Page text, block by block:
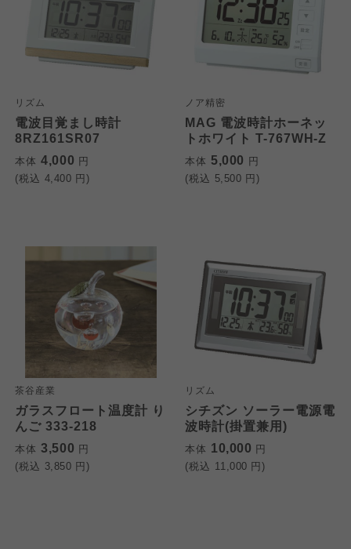
リズム
電波目覚まし時計
8RZ161SR07
本体 4,000 円
(税込 4,400 円)
ノア精密
MAG 電波時計ホーネッ
トホワイト T-767WH-Z
本体 5,000 円
(税込 5,500 円)
茶谷産業
ガラスフロート温度計 り
んご 333-218
本体 3,500 円
(税込 3,850 円)
リズム
シチズン ソーラー電源電
波時計(掛置兼用)
本体 10,000 円
(税込 11,000 円)